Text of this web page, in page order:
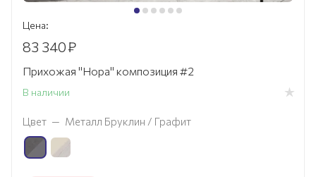
Цена:
83 340₽
Прихожая "Нора" композиция #2
В наличии
Цвет — Металл Бруклин / Графит